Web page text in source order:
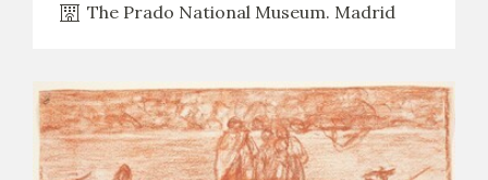
The Prado National Museum. Madrid